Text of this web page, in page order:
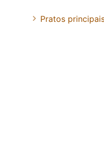
Pratos